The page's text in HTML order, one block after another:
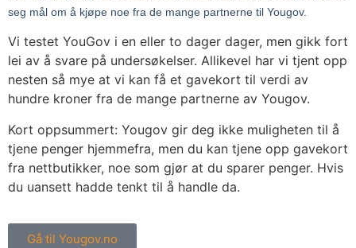
seg mål om å kjøpe noe fra de mange partnerne til Yougov.
Vi testet YouGov i en eller to dager dager, men gikk fort
lei av å svare på undersøkelser. Allikevel har vi tjent opp
nesten så mye at vi kan få et gavekort til verdi av
hundre kroner fra de mange partnerne av Yougov.
Kort oppsummert: Yougov gir deg ikke muligheten til å
tjene penger hjemmefra, men du kan tjene opp gavekort
fra nettbutikker, noe som gjør at du sparer penger. Hvis
du uansett hadde tenkt til å handle da.
Gå til Yougov.no